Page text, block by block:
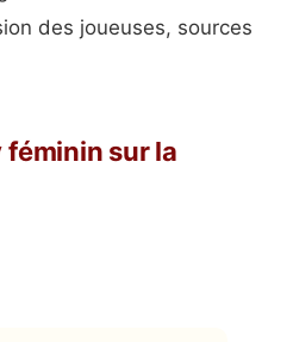
des joueuses, sources
féminin sur la